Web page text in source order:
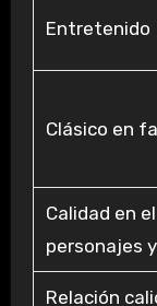
Entretenido
Clásico en
Calidad en
personajes
Relación